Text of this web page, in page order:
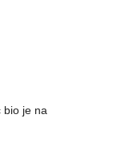
bio je na